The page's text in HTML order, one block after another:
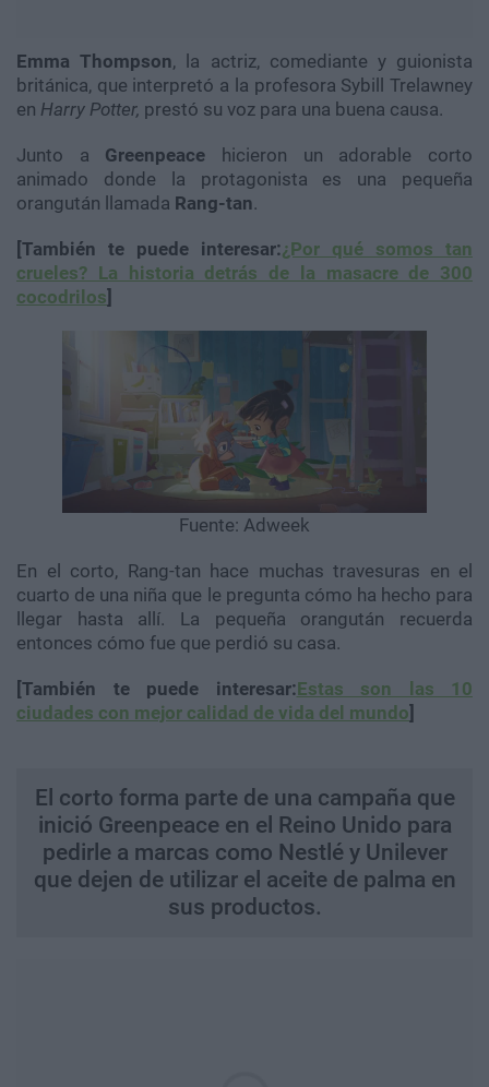
Emma Thompson, la actriz, comediante y guionista
británica, que interpretó a la profesora Sybill Trelawney
en Harry Potter, prestó su voz para una buena causa.
Junto a Greenpeace hicieron un adorable corto
animado donde la protagonista es una pequeña
orangután llamada Rang-tan.
[También te puede interesar:¿Por qué somos tan
crueles? La historia detrás de la masacre de 300
cocodrilos]
Fuente: Adweek
En el corto, Rang-tan hace muchas travesuras en el
cuarto de una niña que le pregunta cómo ha hecho para
llegar hasta allí. La pequeña orangután recuerda
entonces cómo fue que perdió su casa.
[También te puede interesar:Estas son las 10
ciudades con mejor calidad de vida del mundo]
El corto forma parte de una campaña que
inició Greenpeace en el Reino Unido para
pedirle a marcas como Nestlé y Unilever
que dejen de utilizar el aceite de palma en
sus productos.